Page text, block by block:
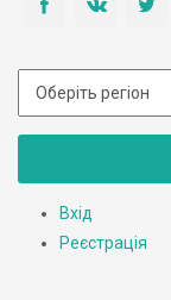
Вхід
Реєстрація